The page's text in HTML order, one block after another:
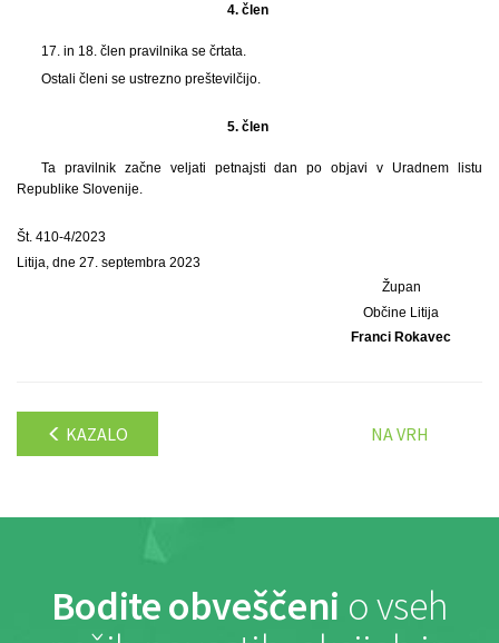
4. člen
17. in 18. člen pravilnika se črtata.
Ostali členi se ustrezno preštevilčijo.
5. člen
Ta pravilnik začne veljati petnajsti dan po objavi v Uradnem listu
Republike Slovenije.
Št. 410-4/2023
Litija, dne 27. septembra 2023
Župan
Občine Litija
Franci Rokavec
KAZALO NA VRH
Bodite obveščeni o vseh